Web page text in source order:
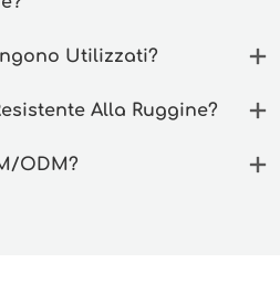
Utilizzati?
Alla Ruggine?
ODM?